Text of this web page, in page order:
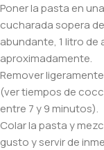
Poner la pasta en
cucharada sopera
abundante, 1 litro de
aproximadamente.
Remover
(ver tiempos de
entre 7 y 9 minutos).
Colar la pasta y
gusto y servir de